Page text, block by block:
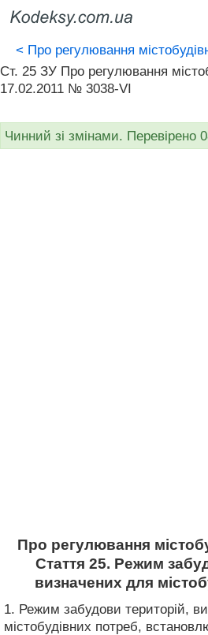
< Про регулювання
Ст. 25 ЗУ Про регулювання
17.02.2011 № 3038-VI
Чинний зі змінами. Перевірено
Про регулювання
Стаття 25. Режим
визначених для
1. Режим забудови територій,
містобудівних потреб,